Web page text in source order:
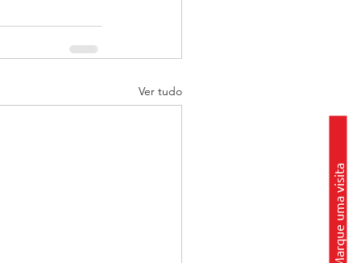
Marque uma visita
Ver tudo